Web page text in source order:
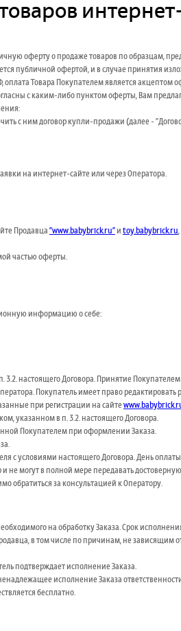
оферту о продаже товаров по образцам,
публичной офертой, и в случае принятия
оплата Товара Покупателем является
с каким-либо пунктом оферты, Вам
с ним договор купли-продажи (далее -
на интернет-сайте или через Оператора.
Продавца "www.babybrick.ru" и toy.babybrick.ru
частью оферты.
информацию о себе:
настоящего Договора. Принятие
Покупатель имеет право
при регистрации на сайте
указанном в п. 3.2. настоящего Договора.
Покупателем при оформлении Заказа.
с условиями настоящего Договора. День
и не могут в полной мере передавать
обратиться за консультацией к Оператору.
на обработку Заказа. Срок
в том числе по причинам, не
подтверждает исполнение Заказа.
исполнение Заказа
бесплатно.